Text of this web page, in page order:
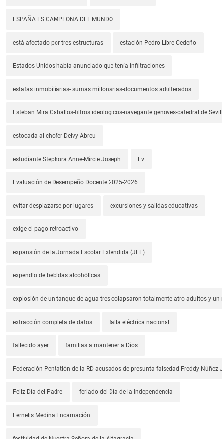
ESPAÑA ES CAMPEONA DEL MUNDO
está afectado por tres estructuras estación Pedro Libre Cedeño
Estados Unidos había anunciado que tenía infiltraciones
estafas inmobiliarias- sumas millonarias-documentos adulterados
Esteban Mira Caballos-filtros ideológicos-navegante genovés-catedral de
estocada al chofer Deivy Abreu
estudiante Stephora Anne-Mircie Joseph Ev
Evaluación de Desempeño Docente 2025-2026
evitar desplazarse por lugares excursiones y salidas educativas
exige el pago retroactivo
expansión de la Jornada Escolar Extendida (JEE)
expendio de bebidas alcohólicas
explosión de un tanque de agua-tres colapsaron totalmente-atro adultos y un
extracción completa de datos falla eléctrica nacional
fallecido ayer familias a mantener a Dios
Federación Pentatlón de la RD-acusados de presunta falsedad-Freddy Núñez
Feliz Día del Padre feriado del Día de la Independencia
Fernelis Medina Encarnación